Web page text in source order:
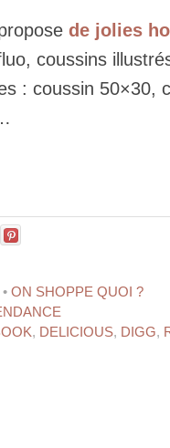
de jolies
coussins
: coussin 50×30,
• ON SHOPPE QUOI ?
, DELICIOUS, DIGG,